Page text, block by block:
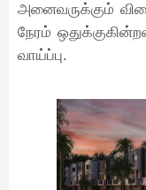
அனைவருக்கும்
நேரம்
வாய்ப்பு.